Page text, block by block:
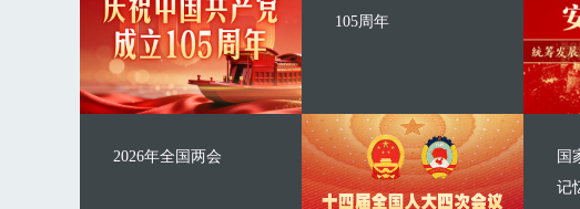
105周年
2026年全国两会
国
记